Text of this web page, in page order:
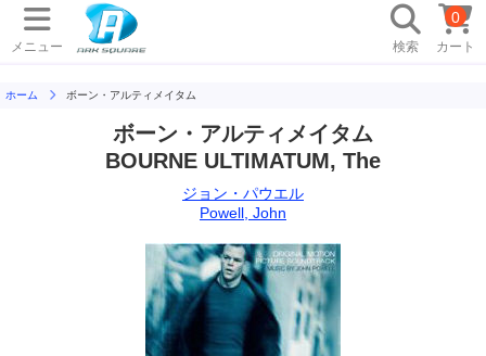
メニュー 検索 カート
0
ホーム ボーン・アルティメイタム
ボーン・アルティメイタム
BOURNE ULTIMATUM, The
ジョン・パウエル
Powell, John